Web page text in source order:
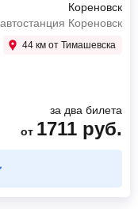
Кореновск
автостанция Кореновск
44 км от Тимашевска
за два билета
от 1711 руб.